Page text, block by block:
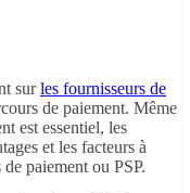
surles fournisseurs de
de paiement. Même
est essentiel, les
et les facteurs à
paiement ou PSP.